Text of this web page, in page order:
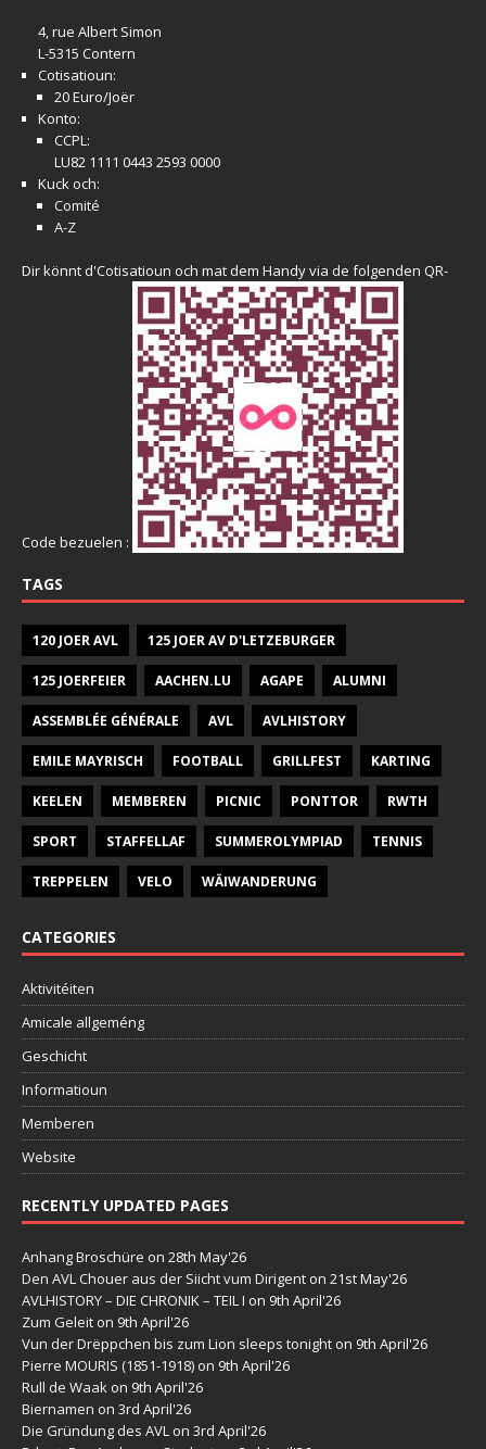
4, rue Albert Simon
L-5315 Contern
Cotisatioun:
20 Euro/Joër
Konto:
CCPL:
LU82 1111 0443 2593 0000
Kuck och:
Comité
A-Z
Dir könnt d'Cotisatioun och mat dem Handy via de folgenden QR-
Code bezuelen :
TAGS
120 JOER AVL 125 JOER AV D'LETZEBURGER
125 JOERFEIER AACHEN.LU AGAPE ALUMNI
ASSEMBLÉE GÉNÉRALE AVL AVLHISTORY
EMILE MAYRISCH FOOTBALL GRILLFEST KARTING
KEELEN MEMBEREN PICNIC PONTTOR RWTH
SPORT STAFFELLAF SUMMEROLYMPIAD TENNIS
TREPPELEN VELO WÄIWANDERUNG
CATEGORIES
Aktivitéiten
Amicale allgeméng
Geschicht
Informatioun
Memberen
Website
RECENTLY UPDATED PAGES
Anhang Broschüre on 28th May'26
Den AVL Chouer aus der Siicht vum Dirigent on 21st May'26
AVLHISTORY – DIE CHRONIK – TEIL I on 9th April'26
Zum Geleit on 9th April'26
Vun der Drëppchen bis zum Lion sleeps tonight on 9th April'26
Pierre MOURIS (1851-1918) on 9th April'26
Rull de Waak on 9th April'26
Biernamen on 3rd April'26
Die Gründung des AVL on 3rd April'26